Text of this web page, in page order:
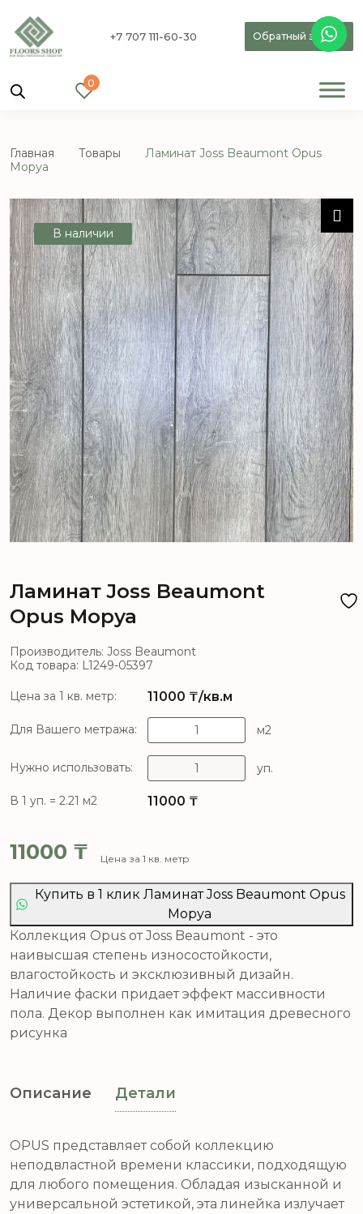
+7 707 111-60-30 Обратный звонок
0
Главная Товары
Ламинат Joss Beaumont Opus
Моруа
В наличии
Ламинат Joss Beaumont
Opus Моруа
Производитель: Joss Beaumont
Код товара: L1249-05397
Цена за 1 кв. метр: 11000 ₸/кв.м
Для Вашего метража: м2
Нужно использовать: уп.
В 1 уп. = 2.21 м2 11000 ₸
11000 ₸ Цена за 1 кв. метр
Купить в 1 клик Ламинат Joss Beaumont Opus
Моруа
Коллекция Opus от Joss Beaumont - это
наивысшая степень износостойкости,
влагостойкость и эксклюзивный дизайн.
Наличие фаски придает эффект массивности
пола. Декор выполнен как имитация древесного
рисунка
Описание Детали
OPUS представляет собой коллекцию
неподвластной времени классики, подходящую
для любого помещения. Обладая изысканной и
универсальной эстетикой, эта линейка излучает